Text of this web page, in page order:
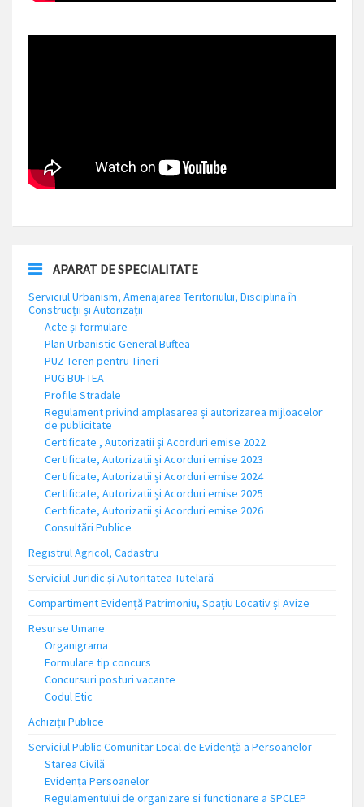
APARAT DE SPECIALITATE
Serviciul Urbanism, Amenajarea Teritoriului, Disciplina în
Construcții și Autorizații
Acte și formulare
Plan Urbanistic General Buftea
PUZ Teren pentru Tineri
PUG BUFTEA
Profile Stradale
Regulament privind amplasarea și autorizarea mijloacelor
de publicitate
Certificate , Autorizatii și Acorduri emise 2022
Certificate, Autorizatii și Acorduri emise 2023
Certificate, Autorizatii și Acorduri emise 2024
Certificate, Autorizatii și Acorduri emise 2025
Certificate, Autorizatii și Acorduri emise 2026
Consultări Publice
Registrul Agricol, Cadastru
Serviciul Juridic și Autoritatea Tutelară
Compartiment Evidență Patrimoniu, Spațiu Locativ și Avize
Resurse Umane
Organigrama
Formulare tip concurs
Concursuri posturi vacante
Codul Etic
Achiziții Publice
Serviciul Public Comunitar Local de Evidență a Persoanelor
Starea Civilă
Evidența Persoanelor
Regulamentului de organizare si functionare a SPCLEP